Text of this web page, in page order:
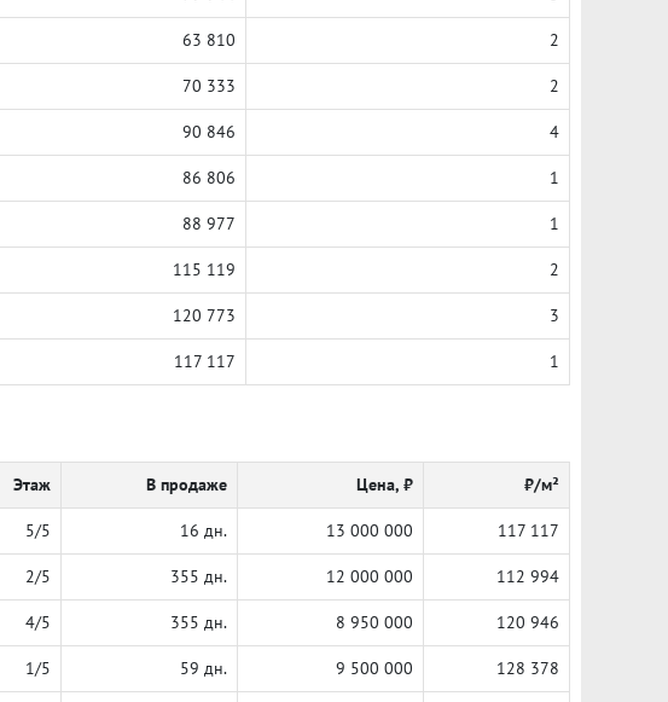
63 810 2
70 333 2
90 846 4
86 806 1
88 977 1
115 119 2
120 773 3
117 117 1
Этаж В продаже Цена, ₽ ₽/м²
5/5 16 дн. 13 000 000 117 117
2/5 355 дн. 12 000 000 112 994
4/5 355 дн. 8 950 000 120 946
1/5 59 дн. 9 500 000 128 378